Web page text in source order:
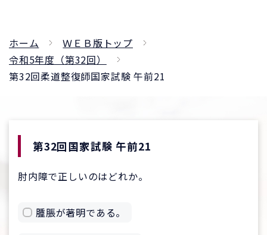
ホーム
ＷＥＢ版トップ
令和5年度（第32回）
第32回柔道整復師国家試験 午前21
第32回国家試験 午前21
肘内障で正しいのはどれか。
腫脹が著明である。